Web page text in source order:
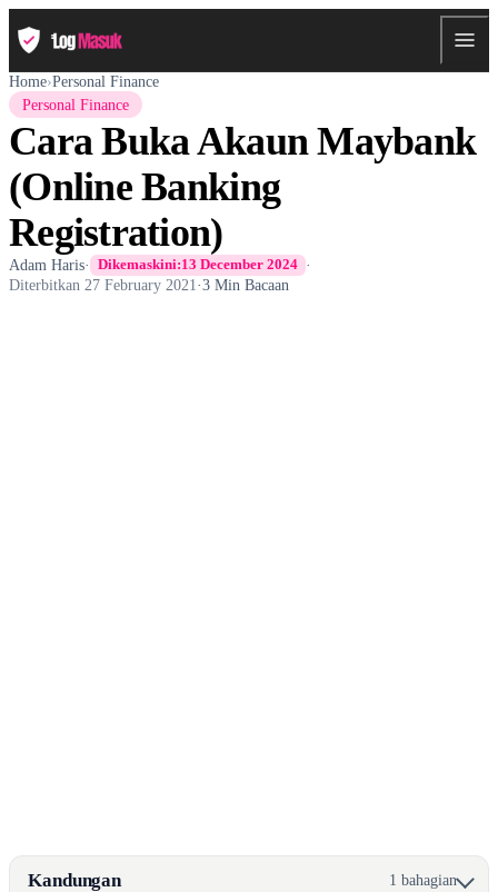
Home›Personal Finance
Personal Finance
Cara Buka Akaun Maybank
(Online Banking
Registration)
Adam Haris· Dikemaskini:13 December 2024 ·
Diterbitkan 27 February 2021·3 Min Bacaan
Kandungan 1 bahagian